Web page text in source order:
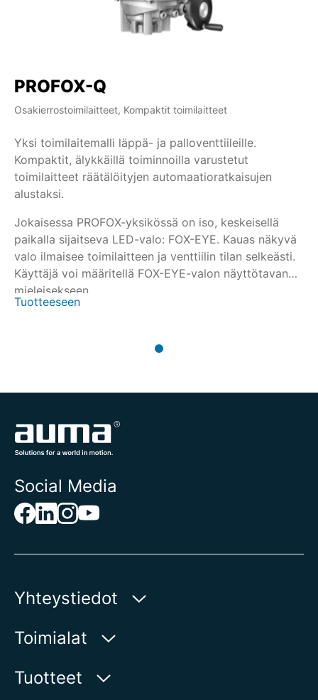
PROFOX-Q
Osakierrostoimilaitteet, Kompaktit toimilaitteet
Yksi toimilaitemalli läppä- ja palloventtiileille.
Kompaktit, älykkäillä toiminnoilla varustetut
toimilaitteet räätälöityjen automaatioratkaisujen
alustaksi.
Jokaisessa PROFOX-yksikössä on iso, keskeisellä
paikalla sijaitseva LED-valo: FOX-EYE. Kauas näkyvä
valo ilmaisee toimilaitteen ja venttiilin tilan selkeästi.
Käyttäjä voi määritellä FOX-EYE-valon näyttötavan
mieleisekseen.
Tuotteeseen
Social Media
Yhteystiedot
AUMA Riester
Aumastr 1
Toimialat
Vesi
Tuotteet